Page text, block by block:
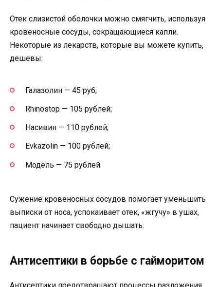
Отек слизистой оболочки можно смягчить, используя
кровеносные сосуды, сокращающиеся капли.
Некоторые из лекарств, которые вы можете купить,
дешевы:
Галазолин — 45 руб;
Rhinostop — 105 рублей;
Насивин — 110 рублей;
Evkazolin — 100 рублей;
Модель — 75 рублей.
Сужение кровеносных сосудов помогает уменьшить
выписки от носа, успокаивает отек, «жгучу» в ушах,
пациент начинает свободно дышать.
Антисептики в борьбе с гайморитом
Антисептики предотвращают процессы разложения